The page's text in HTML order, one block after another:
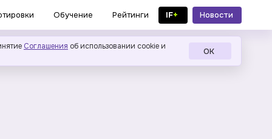
Обучение Рейтинги IF+
Новости
в MAX
Соглашения об использовании cookie и
ОК